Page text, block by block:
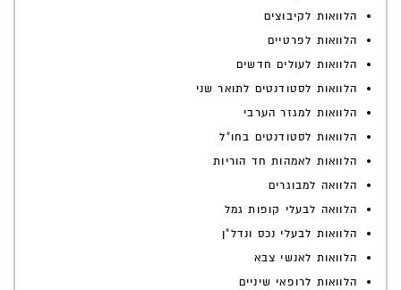
הלוואות לקיבוצים
הלוואות לפרטיים
הלוואות לעולים חדשים
הלוואות לסטודנטים לתואר שני
הלוואות למגזר הערבי
הלוואות לסטודנטים בחו"ל
הלוואות לאמהות חד הוריות
הלוואה למבוגרים
הלוואה לבעלי קופות גמל
הלוואות לבעלי נכס ונדל"ן
הלוואות לאנשי צבא
הלוואות לרופאי שיניים